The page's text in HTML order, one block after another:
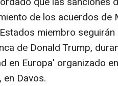
de los acuerdos de
miembro seguirán
de Donald Trump,
en Europa' organizado
Davos.